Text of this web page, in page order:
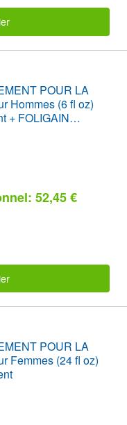
POUR LA
Hommes (6 fl oz)
+ FOLIGAIN
REPOUSSE
ÉCONOMIQUE
52,45 €
POUR LA
Femmes (24 fl oz)